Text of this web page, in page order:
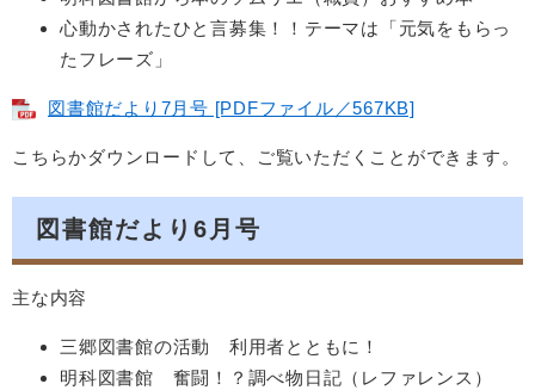
心動かされたひと言募集！！テーマは「元気をもらっ
たフレーズ」
図書館だより7月号 [PDFファイル／567KB]
こちらかダウンロードして、ご覧いただくことができます。
図書館だより6月号
主な内容
三郷図書館の活動 利用者とともに！
明科図書館 奮闘！？調べ物日記（レファレンス）